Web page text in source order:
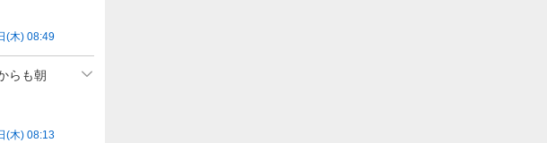
(木) 08:49
らも朝
(木) 08:13